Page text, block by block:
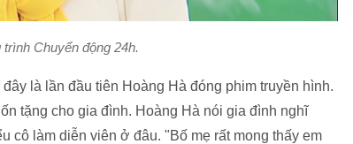
Chuyển động 24h.
là lần đầu tiên Hoàng Hà đóng phim truyền hình.
tặng cho gia đình. Hoàng Hà nói gia đình nghĩ
cô làm diễn viên ở đâu. "Bố mẹ rất mong thấy em